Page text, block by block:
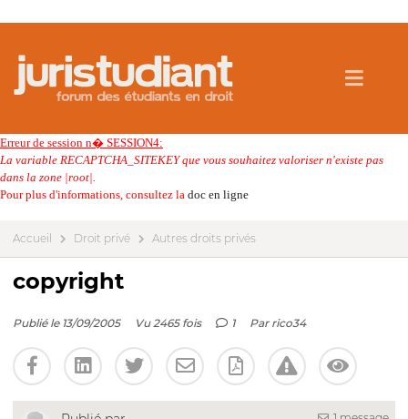
Erreur de session n� SESSION4:
La variable RECAPTCHA_SITEKEY que vous souhaitez valoriser n'existe pas
dans la zone |root|.
Pour plus d'informations, consultez la doc en ligne
Accueil Droit privé Autres droits privés
copyright
Publié le 13/09/2005 Vu 2465 fois 1 Par rico34